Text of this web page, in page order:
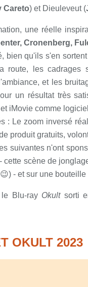
Careto) et Dieuleveut (
une réelle
Cronenberg,
bien qu'ils s'en
route, les cadrages
et les
un résultat très
iMovie comme
: Le zoom inversé
produit gratuits,
suivantes n'ont
scène de
😉) - et sur une
Blu-ray Okult sorti
OKULT 2023